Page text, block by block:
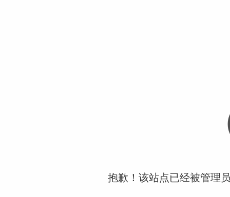
抱歉！该站点已经被管理